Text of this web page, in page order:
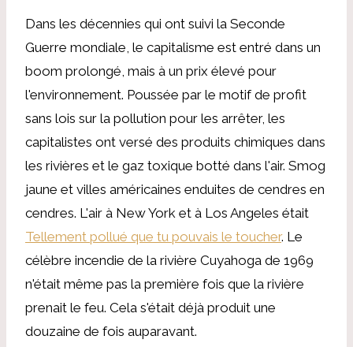
Dans les décennies qui ont suivi la Seconde
Guerre mondiale, le capitalisme est entré dans un
boom prolongé, mais à un prix élevé pour
l'environnement. Poussée par le motif de profit
sans lois sur la pollution pour les arrêter, les
capitalistes ont versé des produits chimiques dans
les rivières et le gaz toxique botté dans l'air. Smog
jaune et villes américaines enduites de cendres en
cendres. L'air à New York et à Los Angeles était
Tellement pollué que tu pouvais le toucher. Le
célèbre incendie de la rivière Cuyahoga de 1969
n'était même pas la première fois que la rivière
prenait le feu. Cela s'était déjà produit une
douzaine de fois auparavant.